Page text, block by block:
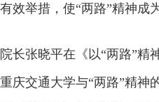
效举措，使“两路”精神成
长张晓平在《以“两路”精
庆交通大学与“两路”精神